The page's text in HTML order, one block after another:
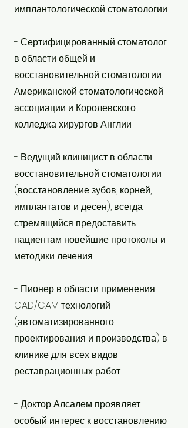
имплантологической стоматологии
- Сертифицированный стоматолог
в области общей и
восстановительной стоматологии
Американской стоматологической
ассоциации и Королевского
колледжа хирургов Англии.
- Ведущий клиницист в области
восстановительной стоматологии
(восстановление зубов, корней,
имплантатов и десен), всегда
стремящийся предоставить
пациентам новейшие протоколы и
методики лечения.
- Пионер в области применения
CAD/CAM технологий
(автоматизированного
проектирования и производства) в
клинике для всех видов
реставрационных работ.
- Доктор Алсалем проявляет
особый интерес к восстановлению